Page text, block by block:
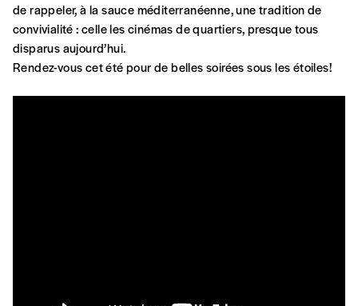
A partir de 2021,Imag, le magazine de
l’interculturel,vous est proposé àPRIX LIBRE.
Le prix libre est un mode de fixation du prix
par l’acheteur d’un bien ou d’un service, qui
de rappeler, à la sauce méditerranéenne, une tradition de
convivialité : celle les cinémas de quartiers, presque tous
disparus aujourd’hui.
Rendez-vous cet été pour de belles soirées sous les étoiles!